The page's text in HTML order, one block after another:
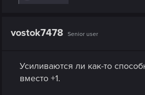
i
:
vostok7478 Senior user
Усиливаются ли как-то
вместо +1.